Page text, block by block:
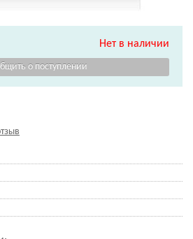
Нет в наличии